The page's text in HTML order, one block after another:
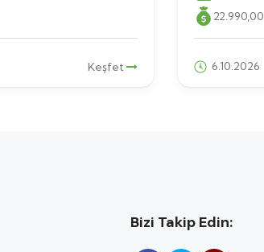
Keşfet
22.990,00
6.10.2026
Bizi Takip Edin: